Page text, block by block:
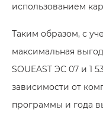
использованием
Таким образом, с
максимальная
SOUEAST ЭC 07 и 1
зависимости от
программы и года